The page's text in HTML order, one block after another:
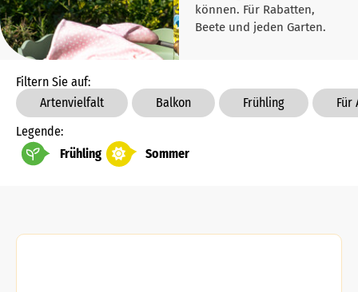
können. Für Rabatten,
Beete und jeden Garten.
Filtern Sie auf:
Artenvielfalt
Balkon Frühling
Für
Legende:
Frühling
Sommer